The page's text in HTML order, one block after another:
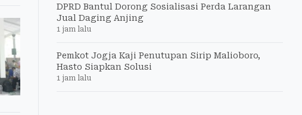
DPRD Bantul Dorong Sosialisasi Perda Larangan
Jual Daging Anjing
1 jam lalu
Pemkot Jogja Kaji Penutupan Sirip Malioboro,
Hasto Siapkan Solusi
1 jam lalu